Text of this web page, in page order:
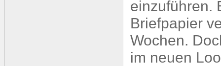
einzuführen.
Briefpapier
Wochen.
im neuen